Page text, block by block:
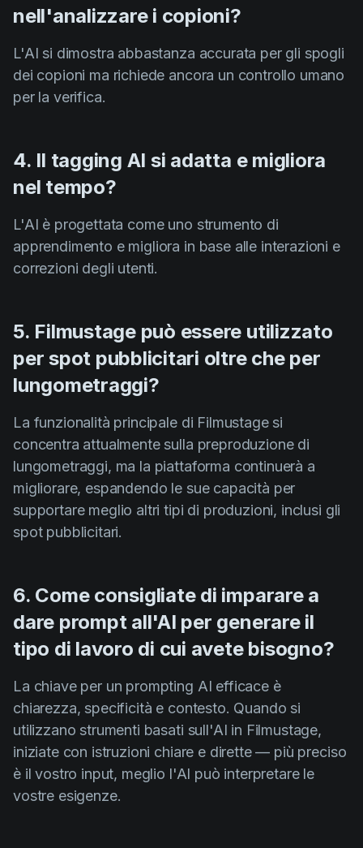
nell'analizzare i copioni?
L'AI si dimostra abbastanza accurata per gli spogli
dei copioni ma richiede ancora un controllo umano
per la verifica.
4. Il tagging AI si adatta e migliora
nel tempo?
L'AI è progettata come uno strumento di
apprendimento e migliora in base alle interazioni e
correzioni degli utenti.
5. Filmustage può essere utilizzato
per spot pubblicitari oltre che per
lungometraggi?
La funzionalità principale di Filmustage si
concentra attualmente sulla preproduzione di
lungometraggi, ma la piattaforma continuerà a
migliorare, espandendo le sue capacità per
supportare meglio altri tipi di produzioni, inclusi gli
spot pubblicitari.
6. Come consigliate di imparare a
dare prompt all'AI per generare il
tipo di lavoro di cui avete bisogno?
La chiave per un prompting AI efficace è
chiarezza, specificità e contesto. Quando si
utilizzano strumenti basati sull'AI in Filmustage,
iniziate con istruzioni chiare e dirette — più preciso
è il vostro input, meglio l'AI può interpretare le
vostre esigenze.